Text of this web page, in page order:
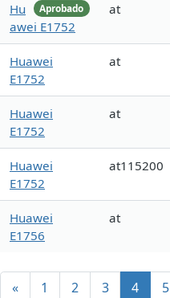
Aprobado
Hu
awei E1752
at
Huawei
E1752
at
Huawei
E1752
at
Huawei
E1752
at115200
Huawei
E1756
at
« 1 2 3 4 5